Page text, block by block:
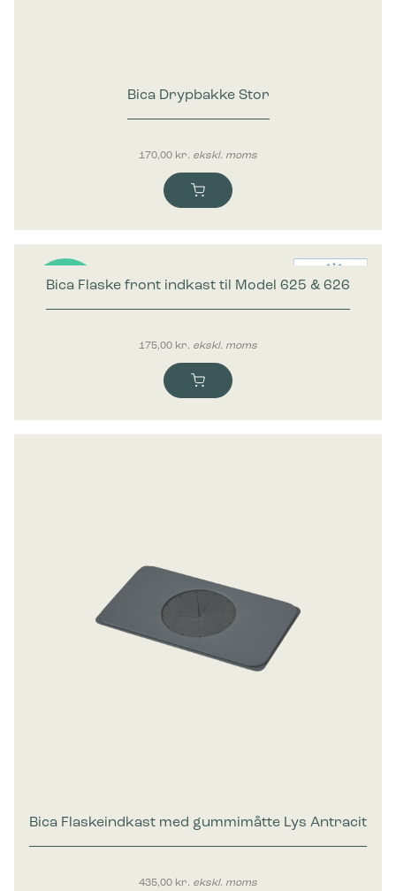
Bica Drypbakke Stor
170,00 kr. ekskl. moms
Bica Flaske front indkast til Model 625 & 626
175,00 kr. ekskl. moms
Bica Flaskeindkast med gummimåtte Lys Antracit
435,00 kr. ekskl. moms